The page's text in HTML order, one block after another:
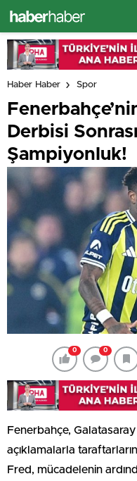
Haber Haber Spor
Derbisi
Şampiyonluk!
0 0
Fenerbahçe,
açıklamalarla
Fred, mücadelenin